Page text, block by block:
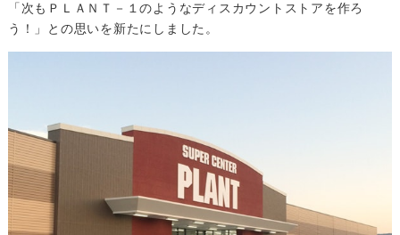
「次もＰＬＡＮＴ－１のようなディスカウントストアを作ろ
う！」との思いを新たにしました。